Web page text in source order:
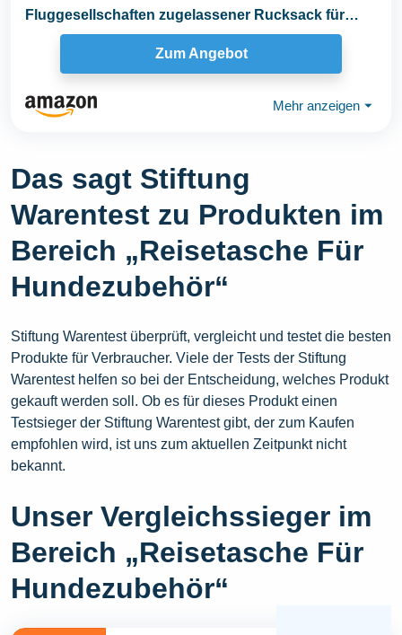
Fluggesellschaften zugelassener Rucksack für
Haustierzubehör...
Zum Angebot
Mehr anzeigen ⏷
Das sagt Stiftung
Warentest zu Produkten im
Bereich „Reisetasche Für
Hundezubehör“
Stiftung Warentest überprüft, vergleicht und testet die besten
Produkte für Verbraucher. Viele der Tests der Stiftung
Warentest helfen so bei der Entscheidung, welches Produkt
gekauft werden soll. Ob es für dieses Produkt einen
Testsieger der Stiftung Warentest gibt, der zum Kaufen
empfohlen wird, ist uns zum aktuellen Zeitpunkt nicht
bekannt.
Unser Vergleichssieger im
Bereich „Reisetasche Für
Hundezubehör“